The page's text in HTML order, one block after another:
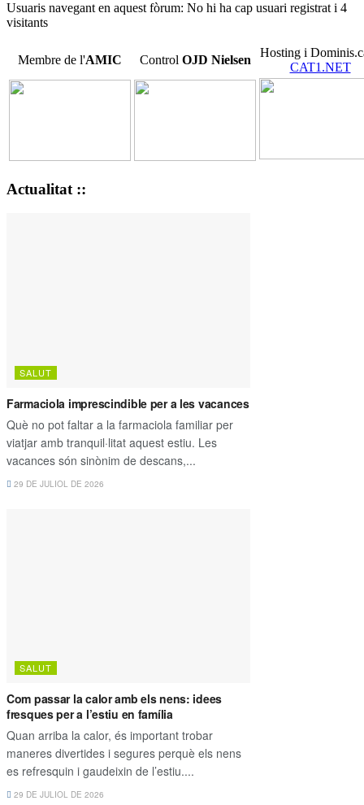
Usuaris navegant en aquest fòrum: No hi ha cap usuari registrat i 4
visitants
Membre de l'AMIC Control OJD Nielsen
Hosting i
CAT1.NET
Actualitat ::